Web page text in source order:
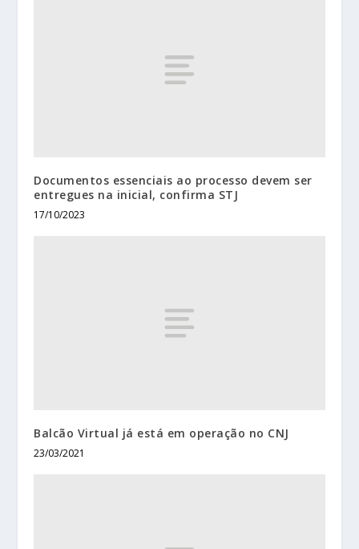
Documentos essenciais ao processo devem ser
entregues na inicial, confirma STJ
17/10/2023
Balcão Virtual já está em operação no CNJ
23/03/2021